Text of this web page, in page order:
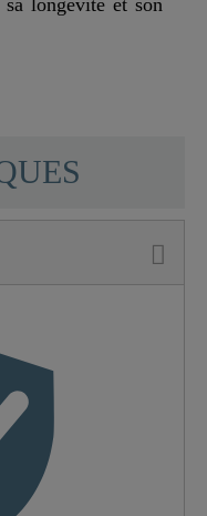
longévité et son
UBA
Pression